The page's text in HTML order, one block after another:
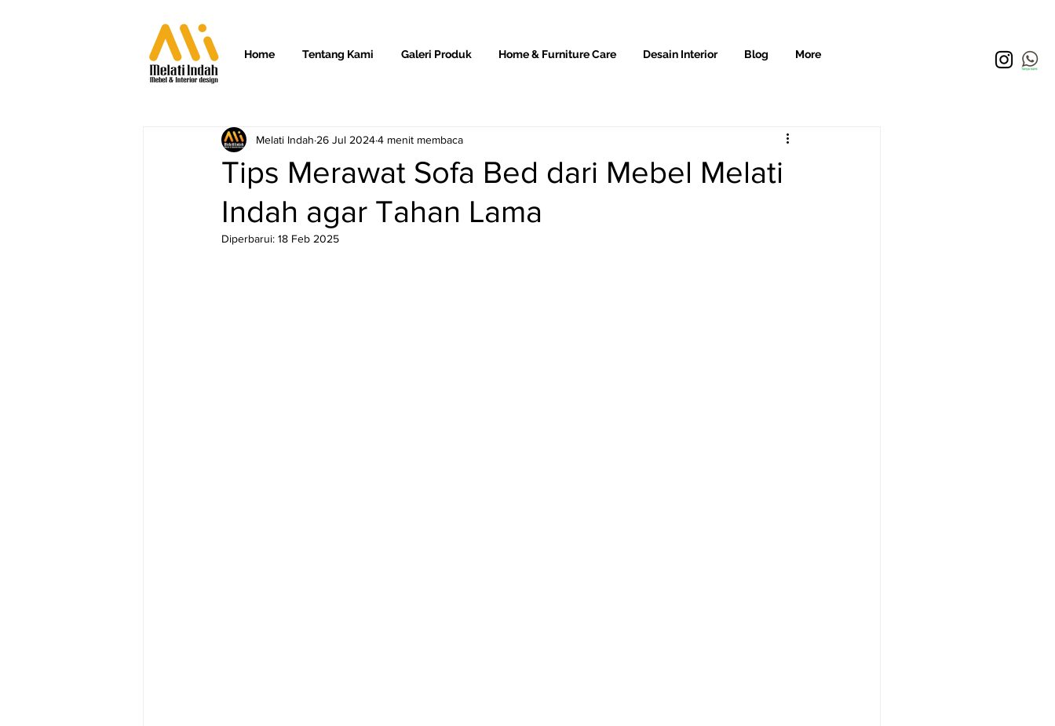
Home Tentang Kami Galeri Produk Home & Furniture Care Desain Interior Blog More
Tips Merawat Sofa Bed dari Mebel Melati
Indah agar Tahan Lama
Melati Indah 26 Jul 20244 menit membaca
Diperbarui: 18 Feb 2025